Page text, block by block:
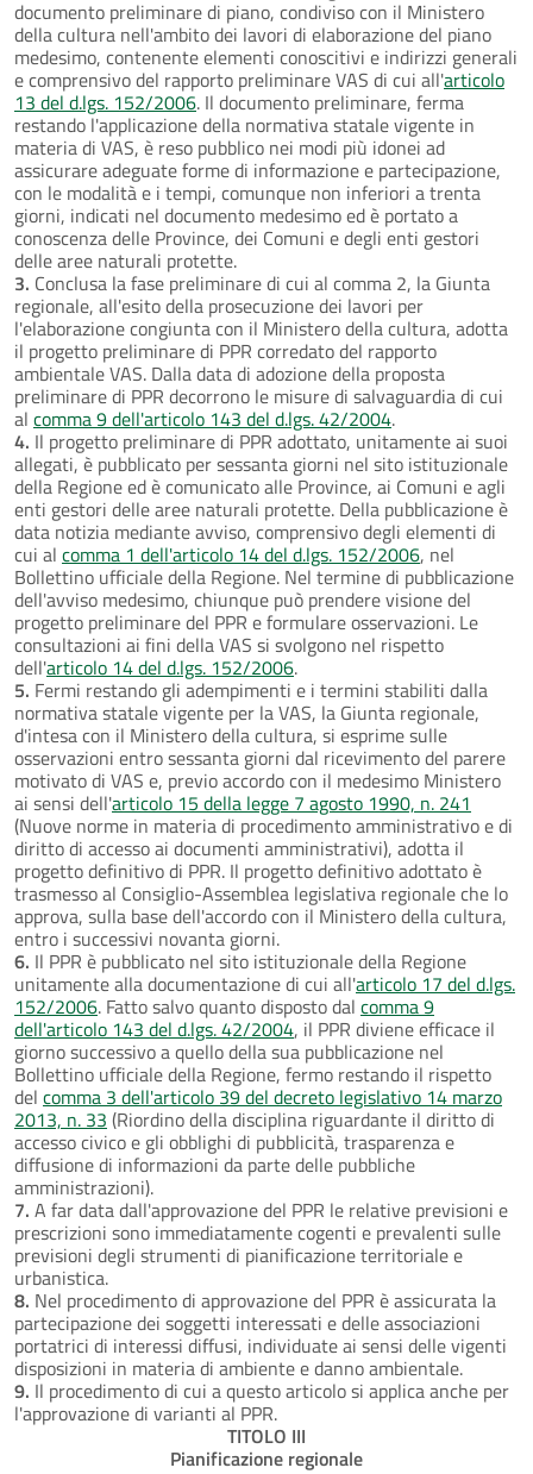
documento preliminare di piano, condiviso con il Ministero
della cultura nell'ambito dei lavori di elaborazione del piano
medesimo, contenente elementi conoscitivi e indirizzi generali
e comprensivo del rapporto preliminare VAS di cui all'articolo
13 del d.lgs. 152/2006. Il documento preliminare, ferma
restando l'applicazione della normativa statale vigente in
materia di VAS, è reso pubblico nei modi più idonei ad
assicurare adeguate forme di informazione e partecipazione,
con le modalità e i tempi, comunque non inferiori a trenta
giorni, indicati nel documento medesimo ed è portato a
conoscenza delle Province, dei Comuni e degli enti gestori
delle aree naturali protette.
3. Conclusa la fase preliminare di cui al comma 2, la Giunta
regionale, all'esito della prosecuzione dei lavori per
l'elaborazione congiunta con il Ministero della cultura, adotta
il progetto preliminare di PPR corredato del rapporto
ambientale VAS. Dalla data di adozione della proposta
preliminare di PPR decorrono le misure di salvaguardia di cui
al comma 9 dell'articolo 143 del d.lgs. 42/2004.
4. Il progetto preliminare di PPR adottato, unitamente ai suoi
allegati, è pubblicato per sessanta giorni nel sito istituzionale
della Regione ed è comunicato alle Province, ai Comuni e agli
enti gestori delle aree naturali protette. Della pubblicazione è
data notizia mediante avviso, comprensivo degli elementi di
cui al comma 1 dell'articolo 14 del d.lgs. 152/2006, nel
Bollettino ufficiale della Regione. Nel termine di pubblicazione
dell'avviso medesimo, chiunque può prendere visione del
progetto preliminare del PPR e formulare osservazioni. Le
consultazioni ai fini della VAS si svolgono nel rispetto
dell'articolo 14 del d.lgs. 152/2006.
5. Fermi restando gli adempimenti e i termini stabiliti dalla
normativa statale vigente per la VAS, la Giunta regionale,
d'intesa con il Ministero della cultura, si esprime sulle
osservazioni entro sessanta giorni dal ricevimento del parere
motivato di VAS e, previo accordo con il medesimo Ministero
ai sensi dell'articolo 15 della legge 7 agosto 1990, n. 241
(Nuove norme in materia di procedimento amministrativo e di
diritto di accesso ai documenti amministrativi), adotta il
progetto definitivo di PPR. Il progetto definitivo adottato è
trasmesso al Consiglio-Assemblea legislativa regionale che lo
approva, sulla base dell'accordo con il Ministero della cultura,
entro i successivi novanta giorni.
6. Il PPR è pubblicato nel sito istituzionale della Regione
unitamente alla documentazione di cui all'articolo 17 del d.lgs.
152/2006. Fatto salvo quanto disposto dal comma 9
dell'articolo 143 del d.lgs. 42/2004, il PPR diviene efficace il
giorno successivo a quello della sua pubblicazione nel
Bollettino ufficiale della Regione, fermo restando il rispetto
del comma 3 dell'articolo 39 del decreto legislativo 14 marzo
2013, n. 33 (Riordino della disciplina riguardante il diritto di
accesso civico e gli obblighi di pubblicità, trasparenza e
diffusione di informazioni da parte delle pubbliche
amministrazioni).
7. A far data dall'approvazione del PPR le relative previsioni e
prescrizioni sono immediatamente cogenti e prevalenti sulle
previsioni degli strumenti di pianificazione territoriale e
urbanistica.
8. Nel procedimento di approvazione del PPR è assicurata la
partecipazione dei soggetti interessati e delle associazioni
portatrici di interessi diffusi, individuate ai sensi delle vigenti
disposizioni in materia di ambiente e danno ambientale.
9. Il procedimento di cui a questo articolo si applica anche per
l'approvazione di varianti al PPR.
TITOLO III
Pianificazione regionale